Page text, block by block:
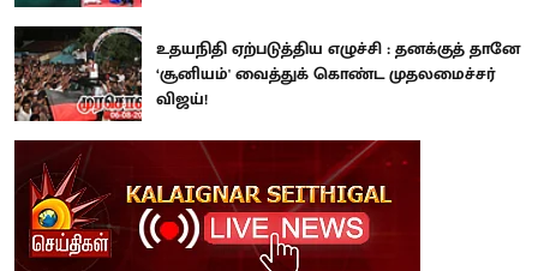
உதயநிதி ஏற்படுத்திய எழுச்சி : தனக்குத் தானே
‘சூனியம்' வைத்துக் கொண்ட முதலமைச்சர்
விஜய்!